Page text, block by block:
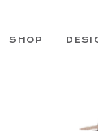
SHOP